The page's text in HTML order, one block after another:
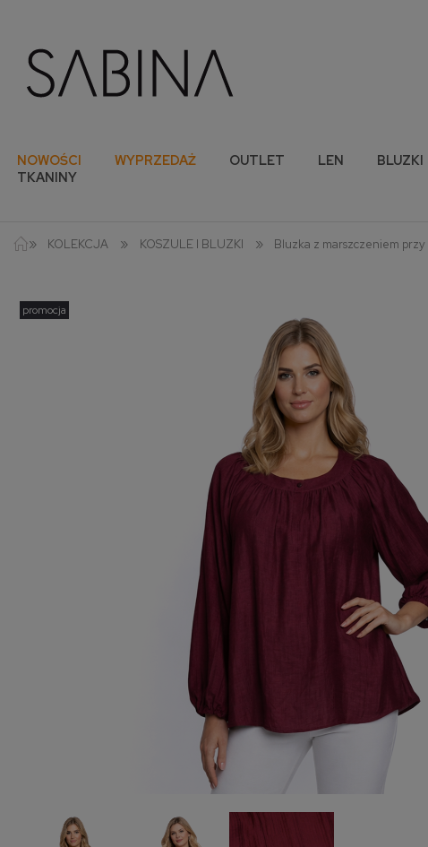
NOWOŚCI WYPRZEDAŻ OUTLET LEN BLUZKI
TKANINY
» KOLEKCJA » KOSZULE I BLUZKI » Bluzka z marszczeniem
promocja